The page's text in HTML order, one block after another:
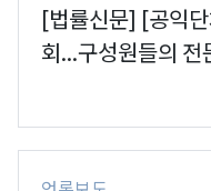
[법률신문] [공익
회...구성원들의